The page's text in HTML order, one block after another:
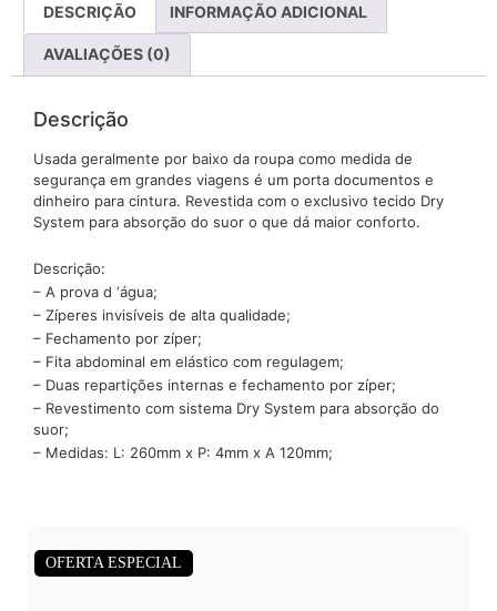
DESCRIÇÃO INFORMAÇÃO ADICIONAL
AVALIAÇÕES (0)
Descrição
Usada geralmente por baixo da roupa como medida de
segurança em grandes viagens é um porta documentos e
dinheiro para cintura. Revestida com o exclusivo tecido Dry
System para absorção do suor o que dá maior conforto.
Descrição:
– A prova d ‘água;
– Zíperes invisíveis de alta qualidade;
– Fechamento por zíper;
– Fita abdominal em elástico com regulagem;
– Duas repartições internas e fechamento por zíper;
– Revestimento com sistema Dry System para absorção do
suor;
– Medidas: L: 260mm x P: 4mm x A 120mm;
OFERTA ESPECIAL